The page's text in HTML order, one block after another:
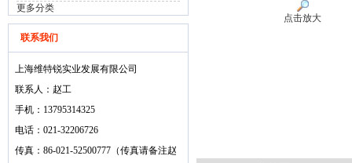
更多分类
联系我们
上海维特锐实业发展有限公司
联系人：赵工
手机：13795314325
电话：021-32206726
传真：86-021-52500777（传真请备注赵
点击放大